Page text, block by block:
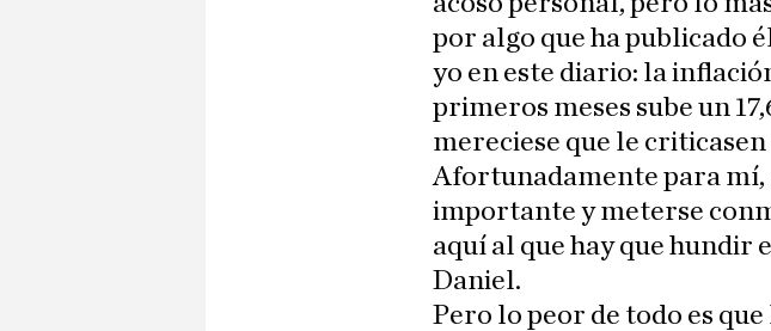
por algo que ha publicado
yo en este diario: la
primeros meses sube un
mereciese que le
Afortunadamente para mí,
importante y meterse
aquí al que hay que hundir
Daniel.
Pero lo peor de todo es